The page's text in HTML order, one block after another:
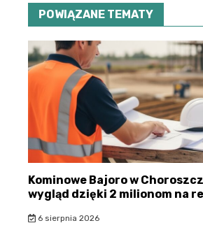
POWIĄZANE TEMATY
Kominowe Bajoro w
wygląd dzięki 2 milionom na
6 sierpnia 2026